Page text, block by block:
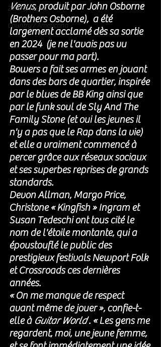
ZIKERS NIGHT
Country / Americana
Venus, produit par John Osborne
(Brothers Osborne),  a été
largement acclamé dès sa sortie
en 2024  (je ne l'avais pas vu
passer pour ma part).
Bowers a fait ses armes en jouant
dans des bars de quartier, inspirée
par le blues de BB King ainsi que
par le funk soul de Sly And The
Family Stone (et oui les jeunes il
n'y a pas que le Rap dans la vie)
et elle a vraiment commencé à
percer grâce aux réseaux sociaux
et ses superbes reprises de grands
standards.
Devon Allman, Margo Price,
Christone « Kingfish » Ingram et
Susan Tedeschi ont tous cité le
nom de l'étoile montante, qui a
époustouflé le public des
prestigieux festivals Newport Folk
et Crossroads ces dernières
années.
« On me manque de respect
avant même de jouer », confie-t-
elle à Guitar World . « Les gens me
regardent, moi, une jeune femme,